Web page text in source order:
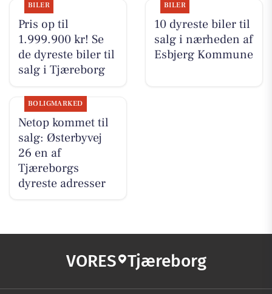
BILER
Pris op til
1.999.900 kr! Se
de dyreste biler til
salg i Tjæreborg
BILER
10 dyreste biler til
salg i nærheden af
Esbjerg Kommune
BOLIGMARKED
Netop kommet til
salg: Østerbyvej
26 en af
Tjæreborgs
dyreste adresser
VORES Tjæreborg